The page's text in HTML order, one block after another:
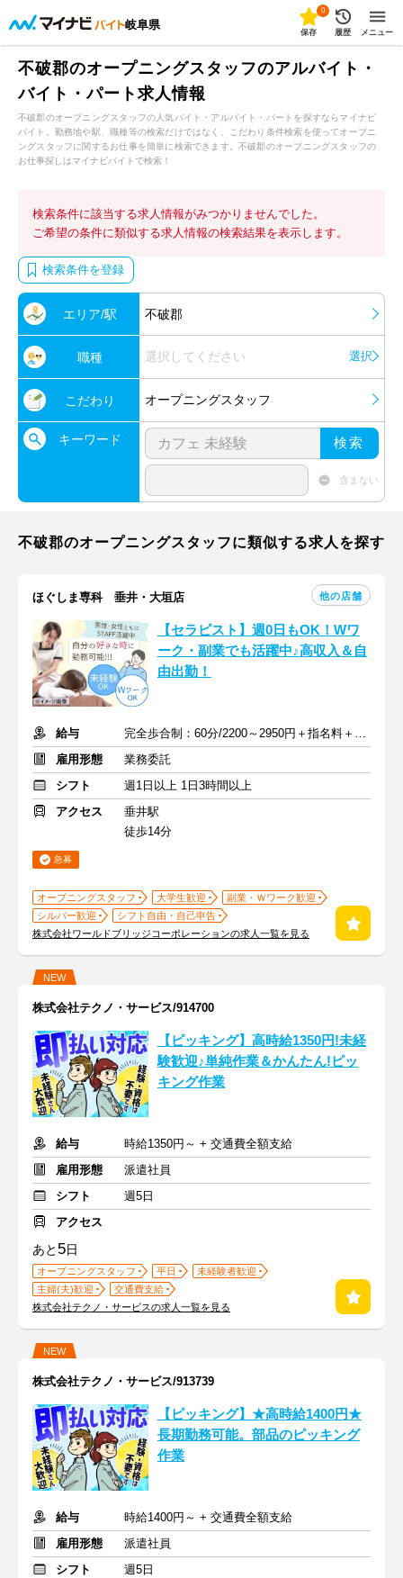
岐阜県
0
保存 履歴 メニュー
不破郡のオープニングスタッフのアルバイト・
バイト・パート求人情報
不破郡のオープニングスタッフの人気バイト・アルバイト・パートを探すならマイナビ
バイト。勤務地や駅、職種等の検索だけではなく、こだわり条件検索を使ってオープニ
ングスタッフに関するお仕事を簡単に検索できます。不破郡のオープニングスタッフの
お仕事探しはマイナビバイトで検索！
検索条件に該当する求人情報がみつかりませんでした。
ご希望の条件に類似する求人情報の検索結果を表示します。
検索条件を登録
エリア/駅 不破郡
職種 選択してください 選択
こだわり オープニングスタッフ
キーワード 検索
含まない
不破郡のオープニングスタッフに類似する求人を探す
ほぐしま専科 垂井・大垣店 他の店舗
【セラピスト】週0日もOK！Wワ
ーク・副業でも活躍中♪高収入＆自
由出勤！
給与
完全歩合制：60分/2200～2950円＋指名料＋インセンティブ
雇用形態
業務委託
シフト
週1日以上 1日3時間以上
アクセス
垂井駅
徒歩14分
急募
オープニングスタッフ 大学生歓迎
副業・Ｗワーク歓迎
シルバー歓迎
シフト自由・自己申告
株式会社ワールドブリッジコーポレーションの求人一覧を見る
NEW
株式会社テクノ・サービス/914700
【ピッキング】高時給1350円!未経
験歓迎♪単純作業＆かんたん!ピッ
キング作業
給与
時給1350円～ + 交通費全額支給
雇用形態
派遣社員
シフト
週5日
アクセス
あと 5日
オープニングスタッフ 平日
未経験者歓迎
主婦(夫)歓迎
交通費支給
株式会社テクノ・サービスの求人一覧を見る
NEW
株式会社テクノ・サービス/913739
【ピッキング】★高時給1400円★
長期勤務可能。部品のピッキング
作業
給与
時給1400円～ + 交通費全額支給
雇用形態
派遣社員
シフト
週5日